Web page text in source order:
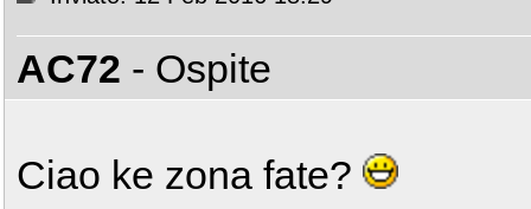
AC72 - Ospite
Ciao ke zona fate?